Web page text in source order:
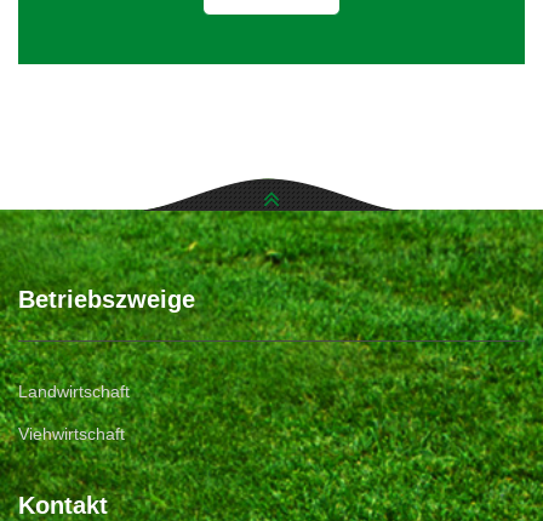
Betriebszweige
Landwirtschaft
Viehwirtschaft
Kontakt